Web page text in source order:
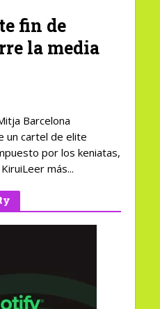
fin de
la media
Barcelona
un cartel de elite
por los keniatas,
más...